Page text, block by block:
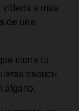
a más
de una
clona tu
traducir,
afgano.